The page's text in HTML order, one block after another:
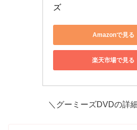
ズ
Amazonで見る
楽天市場で見る
＼グーミーズDVDの詳